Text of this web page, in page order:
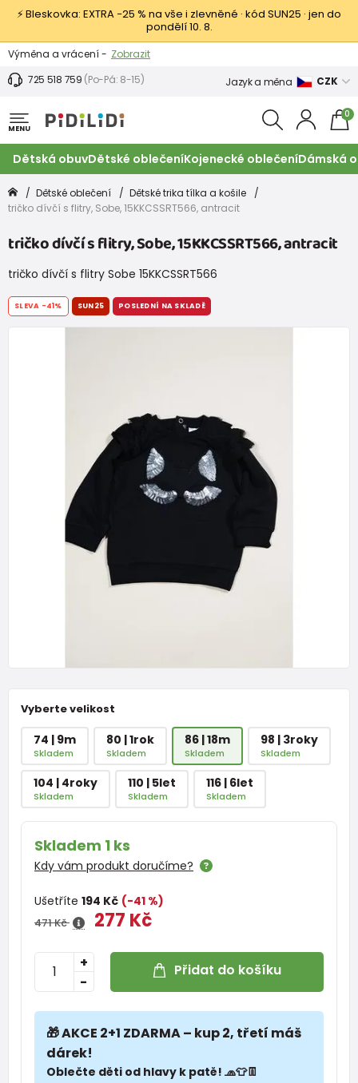
⚡ Bleskovka: EXTRA −25 % na vše i zlevněné · kód SUN25 · jen do
pondělí 10. 8.
Výměna a vrácení - Zobrazit
Sleva 100 Kč na první nákup -
725 518 759 (Po-Pá: 8-15) Jazyk a měna CZK
MENU
0
Dětská obuvDětské oblečeníKojenecké oblečeníDámská
Dětské oblečení
Dětské trika tílka a košile
tričko dívčí s flitry, Sobe, 15KKCSSRT566, antracit
tričko dívčí s flitry, Sobe, 15KKCSSRT566, antracit
tričko dívčí s flitry Sobe 15KKCSSRT566
Vyberte velikost
74 | 9m
Skladem
80 | 1rok
Skladem
86 | 18m
Skladem
98 | 3roky
Skladem
104 | 4roky
Skladem
110 | 5let
Skladem
116 | 6let
Skladem
Skladem 1 ks
Kdy vám produkt doručíme?
Ušetříte 194 Kč (-41 %)
471 Kč 277 Kč
-
+ Přidat do košíku
🎁 AKCE 2+1 ZDARMA – kup 2, třetí máš
dárek!
Oblečte děti od hlavy k patě! 🧢👕👖
SLEVA -41% SUN25 POSLEDNÍ NA SKLADĚ